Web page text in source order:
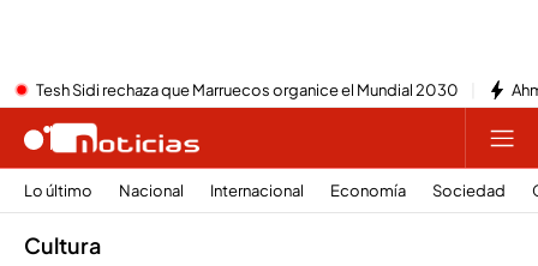
Tesh Sidi rechaza que Marruecos organice el Mundial 2030
Lo último Nacional Internacional Economía Sociedad
Cultura